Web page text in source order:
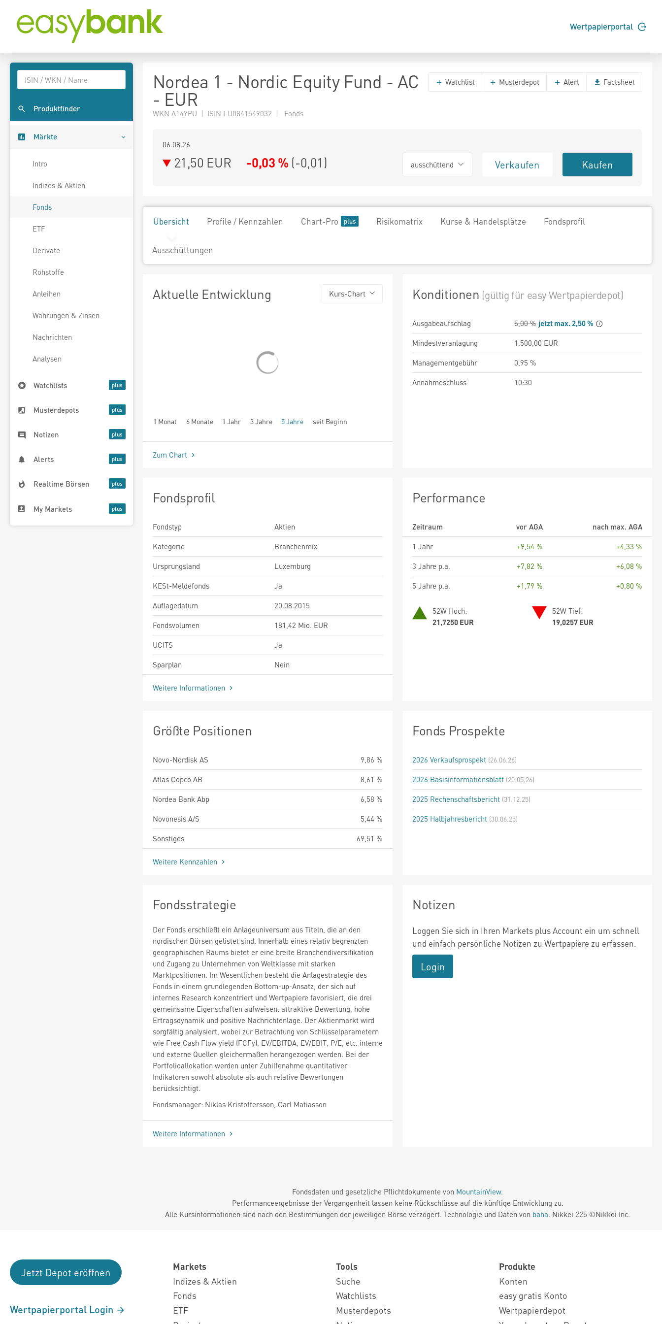
Wertpapierportal
Produktfinder
Märkte
Intro
Indizes & Aktien
Fonds
ETF
Derivate
Rohstoffe
Anleihen
Währungen & Zinsen
Nachrichten
Analysen
Watchlists
Musterdepots
Notizen
Alerts
Realtime Börsen
My Markets
Nordea 1 - Nordic Equity Fund - AC
- EUR
WKN A14YPU | ISIN LU0841549032 | Fonds
Watchlist Musterdepot Alert Factsheet
06.08.26
21,50 EUR -0,03 % (-0,01) ausschüttend Verkaufen Kaufen
Übersicht Profile / Kennzahlen Chart-Pro Risikomatrix Kurse & Handelsplätze Fondsprofil
Ausschüttungen
Aktuelle Entwicklung Kurs-Chart
1 Monat 6 Monate 1 Jahr 3 Jahre 5 Jahre seit Beginn
Zum Chart
Konditionen (gültig für easy Wertpapierdepot)
Ausgabeaufschlag 5,00 % jetzt max. 2,50 %
Mindestveranlagung
1.500,00 EUR
Managementgebühr
0,95 %
Annahmeschluss
10:30
Fondsprofil
Fondstyp
Aktien
Kategorie
Branchenmix
Ursprungsland
Luxemburg
KESt-Meldefonds
Ja
Auflagedatum
20.08.2015
Fondsvolumen
181,42 Mio. EUR
UCITS
Ja
Sparplan
Nein
Weitere Informationen
Performance
Zeitraum vor AGA
nach max. AGA
1 Jahr
+9,54 %
+4,33 %
3 Jahre p.a.
+7,82 %
+6,08 %
5 Jahre p.a.
+1,79 % +0,80 %
52W Hoch:
21,7250 EUR
52W Tief:
19,0257 EUR
Größte Positionen
Novo-Nordisk AS
9,86 %
Atlas Copco AB
8,61 %
Nordea Bank Abp
6,58 %
Novonesis A/S
5,44 %
Sonstiges
69,51 %
Weitere Kennzahlen
Fonds Prospekte
2026 Verkaufsprospekt (26.06.26)
2026 Basisinformationsblatt (20.05.26)
2025 Rechenschaftsbericht (31.12.25)
2025 Halbjahresbericht (30.06.25)
Fondsstrategie
Der Fonds erschließt ein Anlageuniversum aus Titeln, die an den
nordischen Börsen gelistet sind. Innerhalb eines relativ begrenzten
geographischen Raums bietet er eine breite Branchendiversifikation
und Zugang zu Unternehmen von Weltklasse mit starken
Marktpositionen. Im Wesentlichen besteht die Anlagestrategie des
Fonds in einem grundlegenden Bottom-up-Ansatz, der sich auf
internes Research konzentriert und Wertpapiere favorisiert, die drei
gemeinsame Eigenschaften aufweisen: attraktive Bewertung, hohe
Ertragsdynamik und positive Nachrichtenlage. Der Aktienmarkt wird
sorgfältig analysiert, wobei zur Betrachtung von Schlüsselparametern
wie Free Cash Flow yield (FCFy), EV/EBITDA, EV/EBIT, P/E, etc. interne
und externe Quellen gleichermaßen herangezogen werden. Bei der
Portfolioallokation werden unter Zuhilfenahme quantitativer
Indikatoren sowohl absolute als auch relative Bewertungen
berücksichtigt.
Fondsmanager: Niklas Kristoffersson, Carl Matiasson
Weitere Informationen
Notizen
Loggen Sie sich in Ihren Markets plus Account ein um schnell
und einfach persönliche Notizen zu Wertpapiere zu erfassen.
Login
Fondsdaten und gesetzliche Pflichtdokumente von MountainView.
Performanceergebnisse der Vergangenheit lassen keine Rückschlüsse auf die künftige Entwicklung zu.
Alle Kursinformationen sind nach den Bestimmungen der jeweiligen Börse verzögert. Technologie und Daten von baha. Nikkei 225 ©Nikkei Inc.
Jetzt Depot eröffnen
Wertpapierportal Login
Markets
Indizes & Aktien
Fonds
ETF
Tools
Suche
Watchlists
Musterdepots
Produkte
Konten
easy gratis Konto
Wertpapierdepot